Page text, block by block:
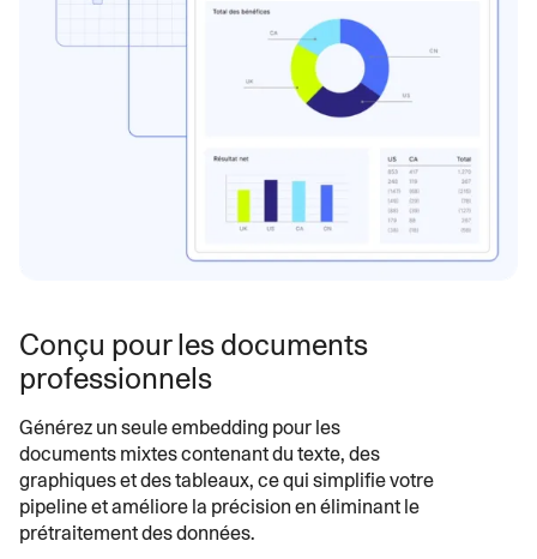
Conçu pour les documents
professionnels
Générez un seule embedding pour les
documents mixtes contenant du texte, des
graphiques et des tableaux, ce qui simplifie votre
pipeline et améliore la précision en éliminant le
prétraitement des données.